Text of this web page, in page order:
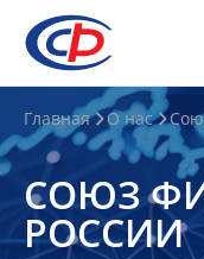
О
нас
О
СФР
Главная О нас
СОЮЗ
РОССИИ